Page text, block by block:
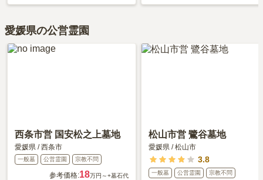
愛媛県の公営霊園
西条市営 国安松之上墓地
愛媛県 /西条市
一般墓 公営霊園 宗教不問
参考価格:18万円～+墓石代
松山市営 鷺谷墓地
愛媛県 /松山市
3.8
一般墓 公営霊園 宗教不問